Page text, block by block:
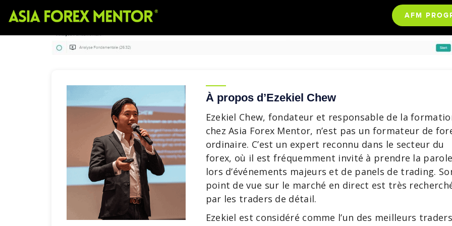
AFM
À propos d’Ezekiel Chew
Ezekiel Chew, fondateur et responsable de la
chez Asia Forex Mentor, n’est pas un formateur de
ordinaire. C’est un expert reconnu dans le secteur du
forex, où il est fréquemment invité à prendre la parole
lors d’événements majeurs et de panels de trading.
point de vue sur le marché en direct est très
par les traders de détail.
Ezekiel est considéré comme l’un des meilleurs traders